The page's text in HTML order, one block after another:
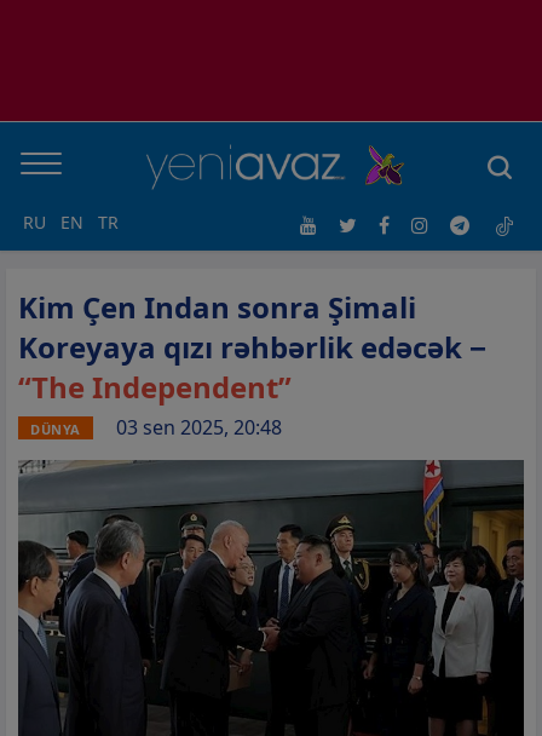
RU EN TR
Kim Çen Indan sonra Şimali
Koreyaya qızı rəhbərlik edəcək −
“The Independent”
DÜNYA 03 sen 2025, 20:48